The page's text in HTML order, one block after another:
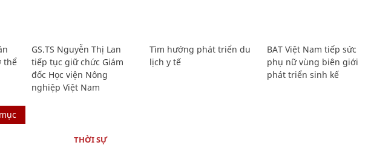
thể
GS.TS Nguyễn Thị Lan
tiếp tục giữ chức Giám
đốc Học viện Nông
nghiệp Việt Nam
Tìm hướng phát triển du
lịch y tế
BAT Việt Nam tiếp sức
phụ nữ vùng biên giới
phát triển sinh kế
THỜI SỰ